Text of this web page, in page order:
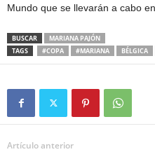
Mundo que se llevarán a cabo
BUSCAR
MARIANA PAJÓN
TAGS
#COPA #MARIANA BÉLGICA
Artículo anterior